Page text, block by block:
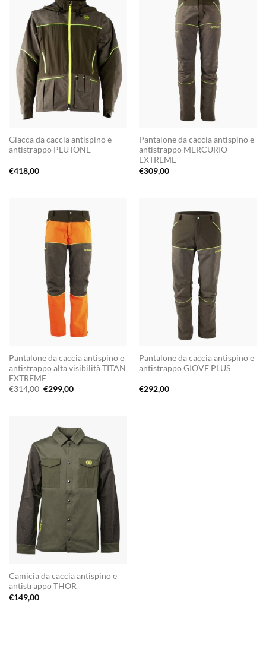
Giacca da caccia antispino e
antistrappo PLUTONE
€418,00
Pantalone da caccia antispino e
antistrappo MERCURIO
EXTREME
€309,00
Pantalone da caccia antispino e
antistrappo alta visibilità TITAN
EXTREME
€314,00 Il
prezzo
€299,00Il
Pantalone da caccia antispino e
antistrappo GIOVE PLUS
€292,00
Camicia da caccia antispino e
antistrappo THOR
€149,00